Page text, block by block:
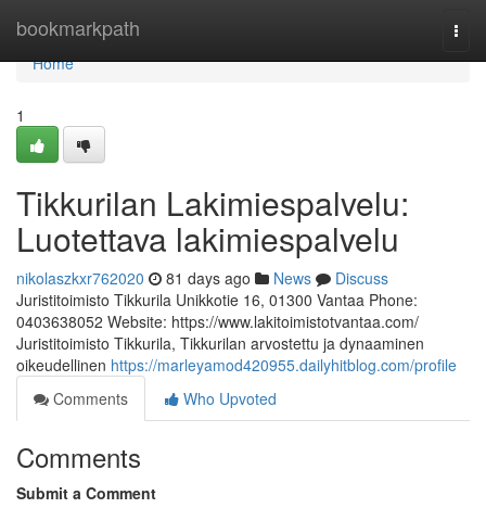
bookmarkpath
Home
Home
1
Tikkurilan Lakimiespalvelu:
Luotettava lakimiespalvelu
nikolaszkxr762020 81 days ago News
Discuss
Juristitoimisto Tikkurila Unikkotie 16, 01300 Vantaa Phone:
0403638052 Website: https://www.lakitoimistotvantaa.com/
Juristitoimisto Tikkurila, Tikkurilan arvostettu ja dynaaminen
oikeudellinen https://marleyamod420955.dailyhitblog.com/profile
Comments
Who Upvoted
Comments
Submit a Comment